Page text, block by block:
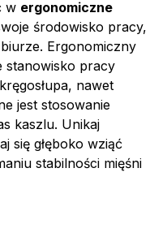
w ergonomiczne
środowisko pracy,
Ergonomiczny
stanowisko pracy
nawet
jest stosowanie
kaszlu. Unikaj
się głęboko wziąć
stabilności mięśni